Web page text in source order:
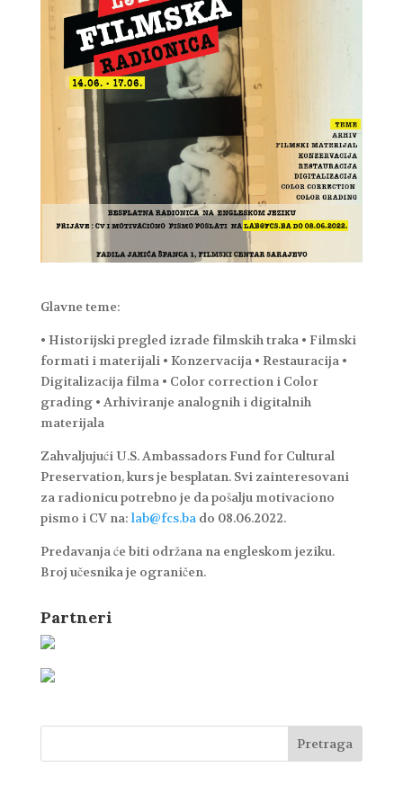
Glavne teme:
• Historijski pregled izrade filmskih traka • Filmski
formati i materijali • Konzervacija • Restauracija •
Digitalizacija filma • Color correction i Color
grading • Arhiviranje analognih i digitalnih
materijala
Zahvaljujući U.S. Ambassadors Fund for Cultural
Preservation, kurs je besplatan. Svi zainteresovani
za radionicu potrebno je da pošalju motivaciono
pismo i CV na:lab@fcs.bado 08.06.2022.
Predavanja će biti održana na engleskom jeziku.
Broj učesnika je ograničen.
Partneri